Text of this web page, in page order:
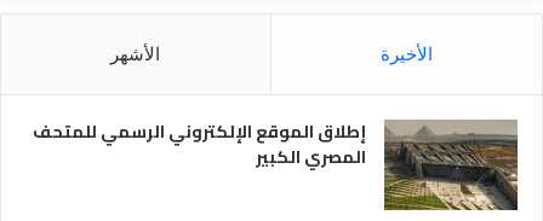
ل
ر
ة
و
الأخيرة الأشهر
إطلاق الموقع الإلكتروني الرسمي للمتحف
المصري الكبير